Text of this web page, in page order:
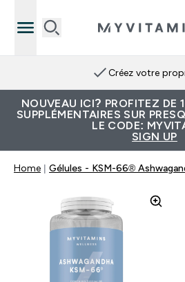
Créez votre
NOUVEAU ICI? PROFITEZ DE
SUPPLÉMENTAIRES SUR
LE CODE:
SIGN UP
Home Gélules - KSM-66®